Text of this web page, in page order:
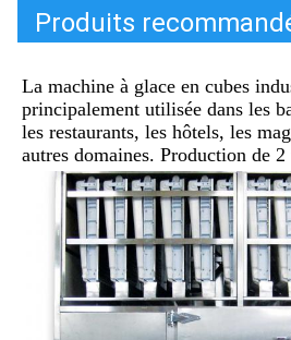
Produits
La machine à glace en cubes
principalement utilisée dans les
les restaurants, les hôtels, les
autres domaines. Production de 2